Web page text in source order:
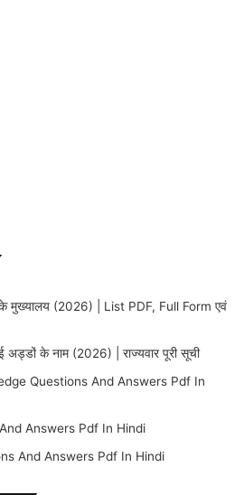
मुख्यालय (2026) | List PDF, Full Form एवं
अड्डों के नाम (2026) | राज्यवार पूरी सूची
Questions And Answers Pdf In
Answers Pdf In Hindi
And Answers Pdf In Hindi